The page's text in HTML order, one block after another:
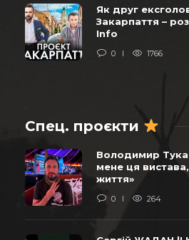
Як друг
Закарпаття –
Info
0 1766
Спец. проєкти
Володимир Тука
мене ця
життя»
0 264